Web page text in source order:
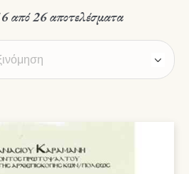
από 26 αποτελέσματα